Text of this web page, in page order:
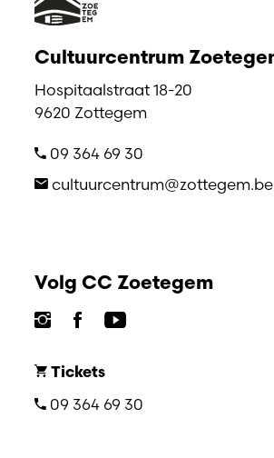
Cultuurcentrum
Hospitaalstraat 18-20
9620 Zottegem
09 364 69 30
cultuurcentrum@zottegem.be
Volg CC Zoetegem
Tickets
09 364 69 30